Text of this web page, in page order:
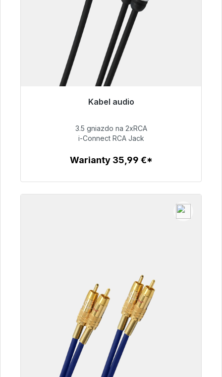
Kabel audio
Gotowy do natychmiastowej wysyłki, czas
51,99 €
3.5 gniazdo na 2xRCA
i-Connect RCA Jack
Warianty 35,99 €*